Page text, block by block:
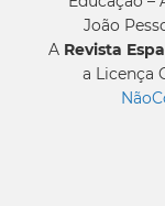
João
A Revista
a Licença